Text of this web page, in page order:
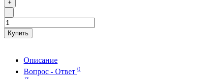
+
-
Купить
Описание
Вопрос - Ответ 0